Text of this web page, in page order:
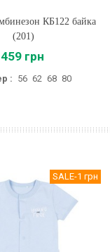
КБ122 байка
(201)
459 грн
: 56 62 68 80
SALE-1 грн